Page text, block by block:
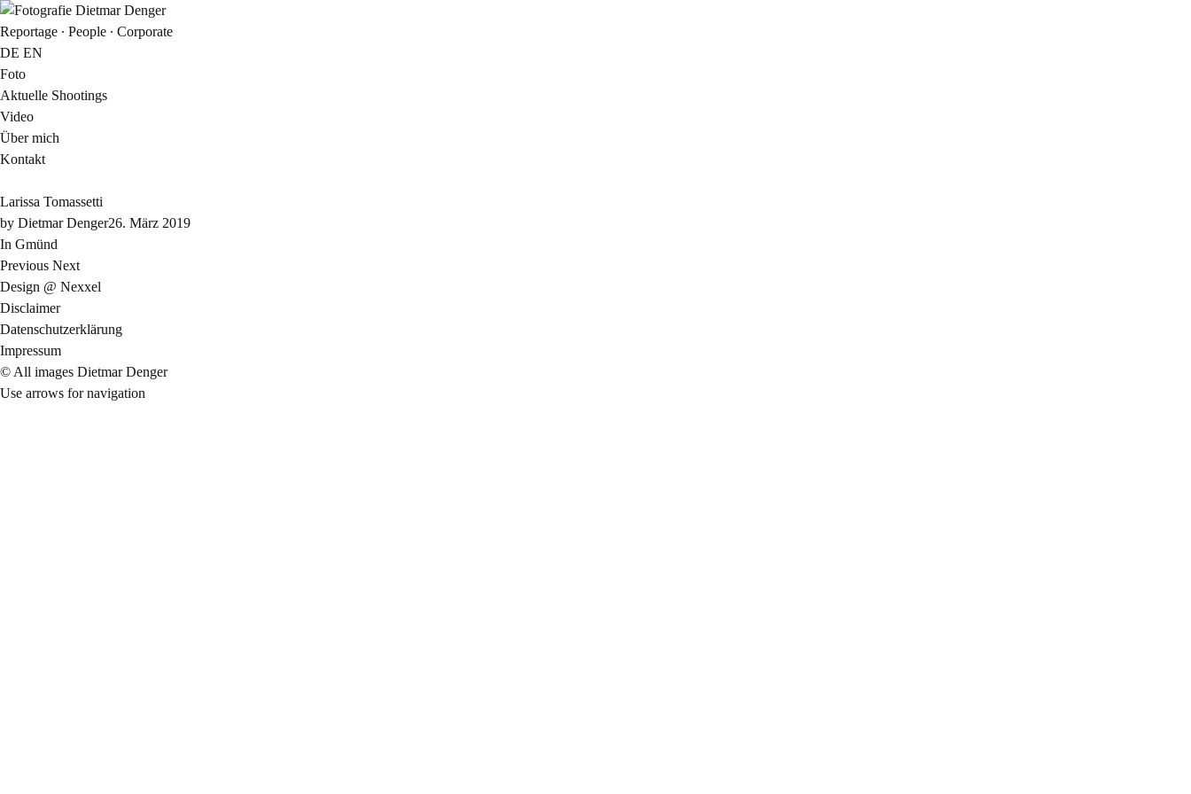
Reportage ∙ People ∙ Corporate
DE EN
Foto
Aktuelle Shootings
Video
Über mich
Kontakt
Larissa Tomassetti
by Dietmar Denger26. März 2019
In Gmünd
Previous Next
Design @ Nexxel
Disclaimer
Datenschutzerklärung
Impressum
© All images Dietmar Denger
Use arrows for navigation